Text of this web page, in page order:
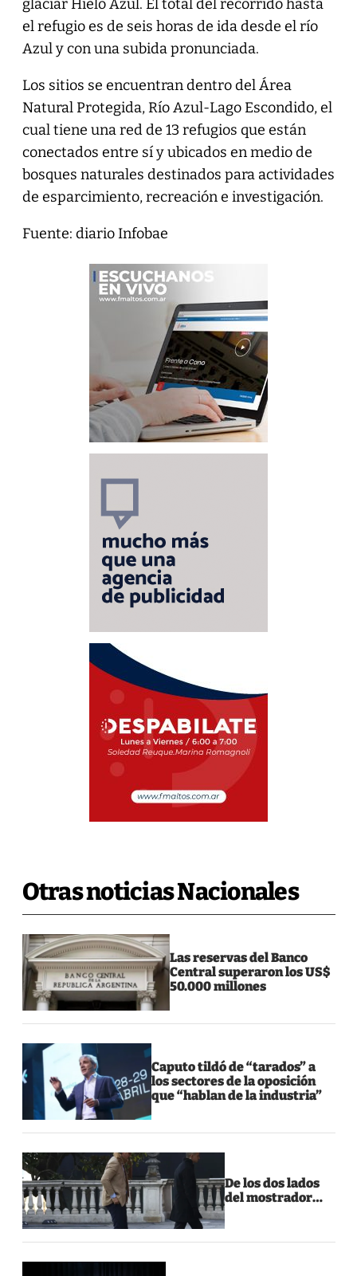
glaciar Hielo Azul. El total del recorrido hasta
el refugio es de seis horas de ida desde el río
Azul y con una subida pronunciada.
Los sitios se encuentran dentro del Área
Natural Protegida, Río Azul-Lago Escondido, el
cual tiene una red de 13 refugios que están
conectados entre sí y ubicados en medio de
bosques naturales destinados para actividades
de esparcimiento, recreación e investigación.
Fuente: diario Infobae
Otras noticias Nacionales
Las reservas del Banco
Central superaron los US$
50.000 millones
Caputo tildó de “tarados” a
los sectores de la oposición
que “hablan de la industria”
De los dos lados
del mostrador…